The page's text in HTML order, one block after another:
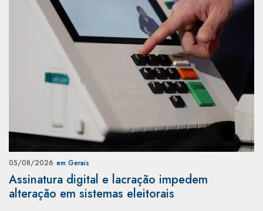
05/08/2026 em Gerais
Assinatura digital e lacração impedem
alteração em sistemas eleitorais